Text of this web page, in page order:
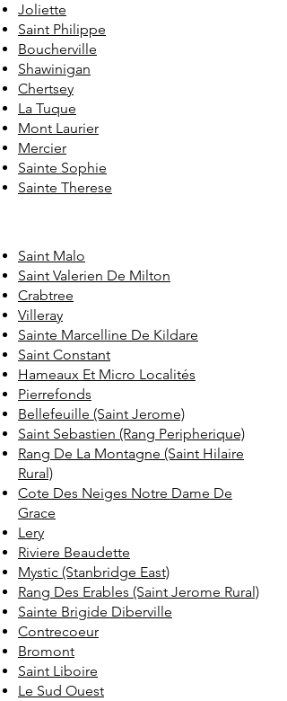
Joliette
Saint Philippe
Boucherville
Shawinigan
Chertsey
La Tuque
Mont Laurier
Mercier
Sainte Sophie
Sainte Therese
Saint Malo
Saint Valerien De Milton
Crabtree
Villeray
Sainte Marcelline De Kildare
Saint Constant
Hameaux Et Micro Localités
Pierrefonds
Bellefeuille (Saint Jerome)
Saint Sebastien (Rang Peripherique)
Rang De La Montagne (Saint Hilaire
Rural)
Cote Des Neiges Notre Dame De
Grace
Lery
Riviere Beaudette
Mystic (Stanbridge East)
Rang Des Erables (Saint Jerome Rural)
Sainte Brigide Diberville
Contrecoeur
Bromont
Saint Liboire
Le Sud Ouest